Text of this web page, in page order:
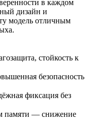
в каждом
дизайн и
модель отличным
стойкость к
безопасность
фиксация без
памяти — снижение